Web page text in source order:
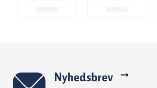
Nyhedsbrev